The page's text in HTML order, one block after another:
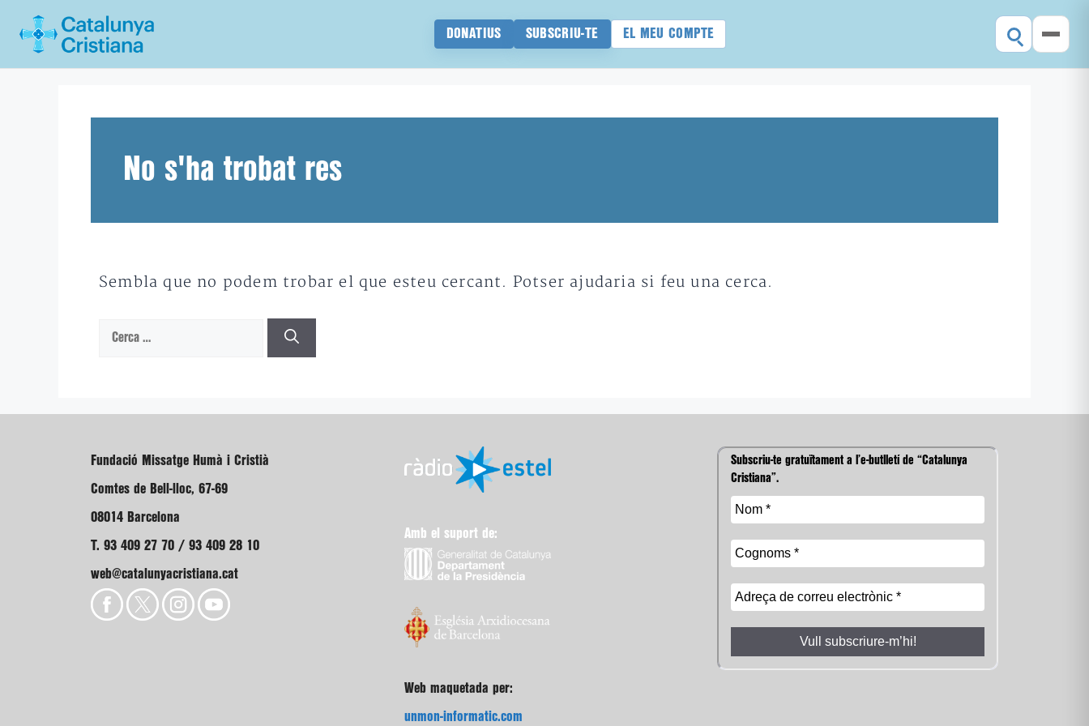
DONATIUS SUBSCRIU-TE EL MEU COMPTE
No s'ha trobat res
Sembla que no podem trobar el que esteu cercant. Potser ajudaria si feu una cerca.
Cerca:
Fundació Missatge Humà i Cristià
Comtes de Bell-lloc, 67-69
08014 Barcelona
T. 93 409 27 70 / 93 409 28 10
web@catalunyacristiana.cat
Amb el suport de:
Web maquetada per:
unmon-informatic.com
Subscriu-te gratuïtament a l’e-butlletí de “Catalunya
Cristiana”.